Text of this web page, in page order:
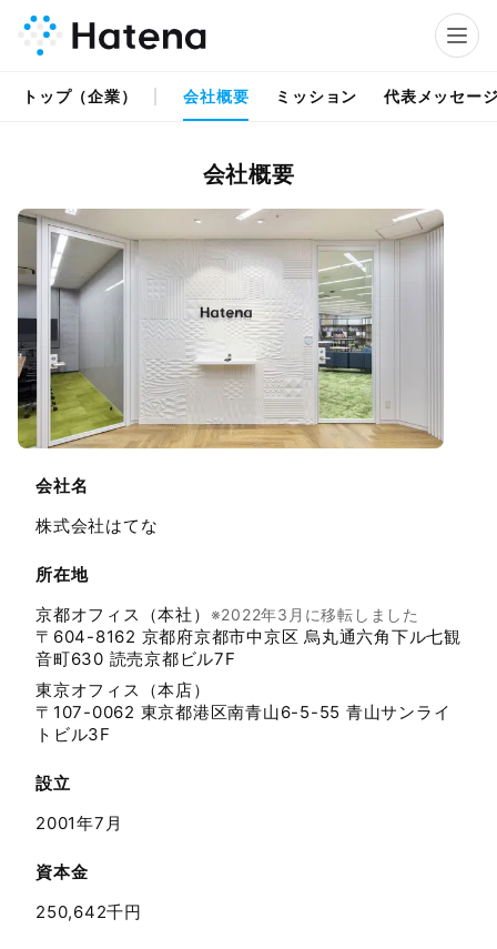
トップ（企業） 会社概要 ミッション 代表メッセー
会社概要
会社名
株式会社はてな
所在地
京都オフィス（本社） ※2022年3月に移転しました
〒604-8162 京都府京都市中京区 烏丸通六角下ル七観
音町630 読売京都ビル7F
東京オフィス（本店）
〒107-0062 東京都港区南青山6-5-55 青山サンライ
トビル3F
設立
2001年7月
資本金
250,642千円